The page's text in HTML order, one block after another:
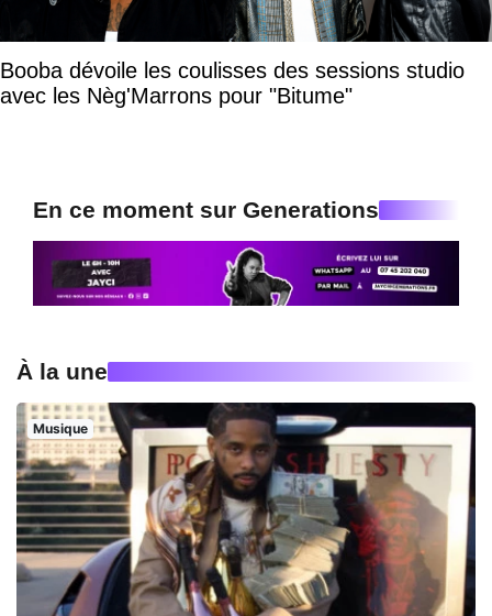
Booba dévoile les coulisses des sessions studio
avec les Nèg'Marrons pour "Bitume"
En ce moment sur Generations
À la une
Musique